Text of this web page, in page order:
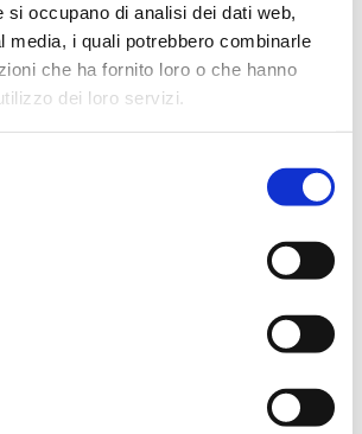
si occupano di analisi dei dati web,
media, i quali potrebbero combinarle
che ha fornito loro o che hanno
dei loro servizi.
Musicali
Verme